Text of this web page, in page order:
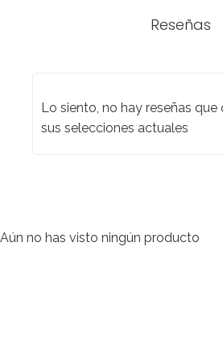
Reseñas
Lo siento, no hay reseñas que
sus selecciones actuales
Aún no has visto ningún producto